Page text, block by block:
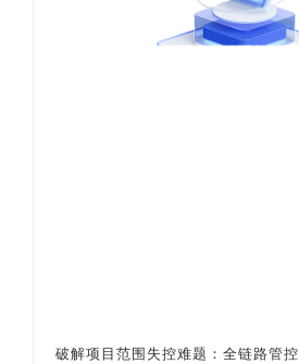
破解项目范围失控难题：全链路管控